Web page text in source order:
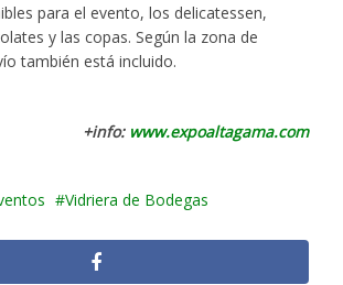
para el evento, los delicatessen,
y las copas. Según la zona de
también está incluido.
+info: www.expoaltagama.com
Vidriera de Bodegas